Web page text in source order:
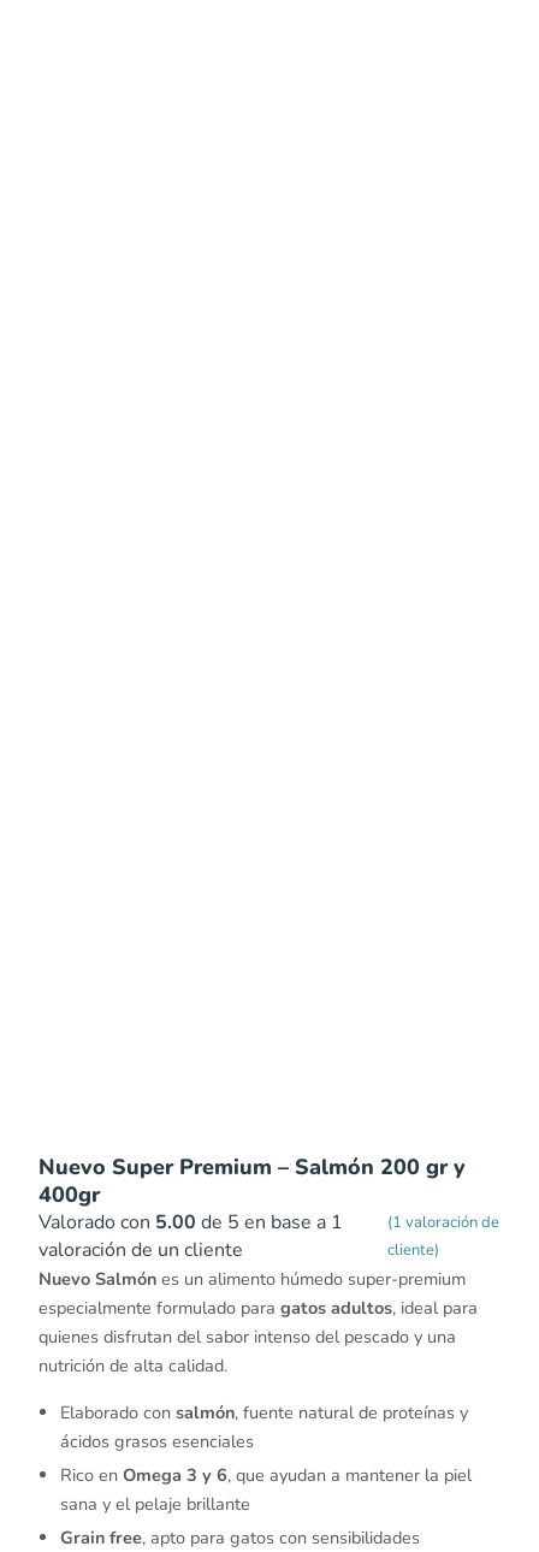
Nuevo Super Premium – Salmón 200 gr y
400gr
Valorado con 5.00 de 5 en base a 1
valoración de un cliente
(1 valoración de
cliente)
Nuevo Salmón es un alimento húmedo super-premium
especialmente formulado para gatos adultos, ideal para
quienes disfrutan del sabor intenso del pescado y una
nutrición de alta calidad.
Elaborado con salmón, fuente natural de proteínas y
ácidos grasos esenciales
Rico en Omega 3 y 6, que ayudan a mantener la piel
sana y el pelaje brillante
Grain free, apto para gatos con sensibilidades